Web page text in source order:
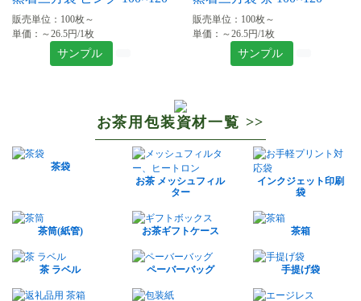
販売単位：100枚～
単価：～26.5円/1枚
サンプル
販売単位：100枚～
単価：～26.5円/1枚
サンプル
お茶用包装資材一覧 >>
茶袋
お茶 メッシュフィル
ター
インクジェット印刷
袋
茶筒(紙管) お茶ギフトケース 茶箱
茶 ラベル ペーバーバッグ 手提げ袋